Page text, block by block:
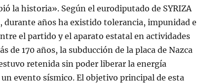
la historia». Según el eurodiputado de SYRIZA
durante años ha existido tolerancia, impunidad e
el partido y el aparato estatal en actividades
de 170 años, la subducción de la placa de Nazca
retenida sin poder liberar la energía
evento sísmico. El objetivo principal de esta